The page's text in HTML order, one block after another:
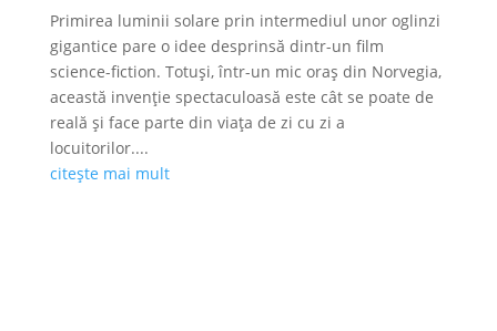
Primirea luminii solare prin intermediul unor oglinzi
gigantice pare o idee desprinsă dintr-un film
science-fiction. Totuși, într-un mic oraș din Norvegia,
această invenție spectaculoasă este cât se poate de
reală și face parte din viața de zi cu zi a
locuitorilor....
citește mai mult